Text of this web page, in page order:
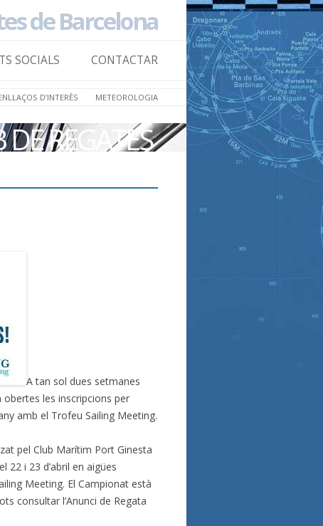
de Barcelona
Skip to
content
SOCIALS CONTACTAR
D’INTERÈS METEOROLOGIA
REGATES
A tan sol dues setmanes
obertes les inscripcions per
amb el Trofeu Sailing Meeting.
pel Club Marítim Port Ginesta
22 i 23 d’abril en aigües
Meeting. El Campionat està
consultar l’Anunci de Regata